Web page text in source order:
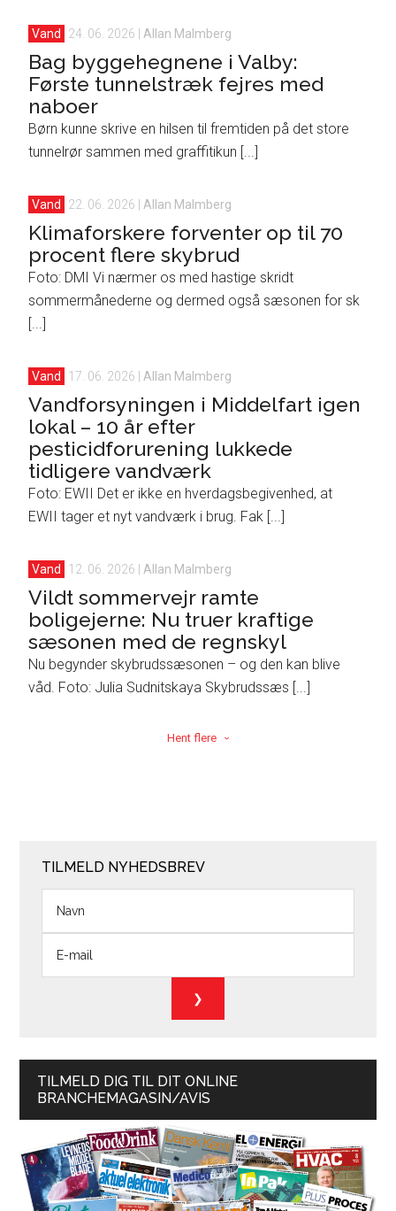
Vand 24. 06. 2026 Allan Malmberg
Bag byggehegnene i Valby:
Første tunnelstræk fejres med
naboer
Børn kunne skrive en hilsen til fremtiden på det store
tunnelrør sammen med graffitikun [...]
Vand 22. 06. 2026 Allan Malmberg
Klimaforskere forventer op til 70
procent flere skybrud
Foto: DMI Vi nærmer os med hastige skridt
sommermånederne og dermed også sæsonen for sk
[...]
Vand 17. 06. 2026 Allan Malmberg
Vandforsyningen i Middelfart igen
lokal – 10 år efter
pesticidforurening lukkede
tidligere vandværk
Foto: EWII Det er ikke en hverdagsbegivenhed, at
EWII tager et nyt vandværk i brug. Fak [...]
Vand 12. 06. 2026 Allan Malmberg
Vildt sommervejr ramte
boligejerne: Nu truer kraftige
sæsonen med de regnskyl
Nu begynder skybrudssæsonen – og den kan blive
våd. Foto: Julia Sudnitskaya Skybrudssæs [...]
Hent flere
TILMELD NYHEDSBREV
TILMELD DIG TIL DIT ONLINE
BRANCHEMAGASIN/AVIS